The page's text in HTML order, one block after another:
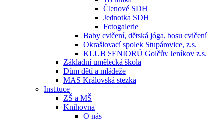
Členové SDH
Jednotka SDH
Fotogalerie
Baby cvičení, dětská jóga, bosu cvičení
Okrašlovací spolek Stupárovice, z.s.
KLUB SENIORŮ Golčův Jeníkov z.s.
Základní umělecká škola
Dům dětí a mládeže
MAS Královská stezka
Instituce
ZŠ a MŠ
Knihovna
O nás